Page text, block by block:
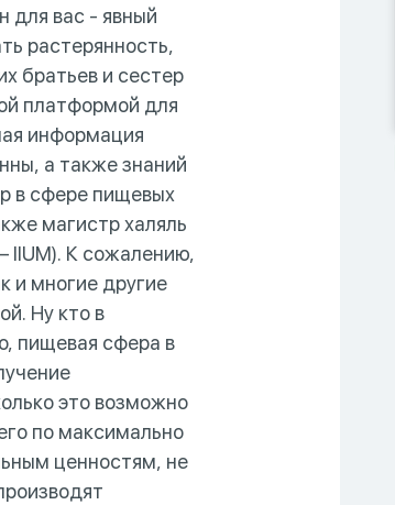
для вас - явный
растерянность,
братьев и сестер
платформой для
информация
а также знаний
в сфере пищевых
магистр халяль
IIUM). К сожалению,
и многие другие
Ну кто в
пищевая сфера в
это возможно
по максимально
ценностям, не